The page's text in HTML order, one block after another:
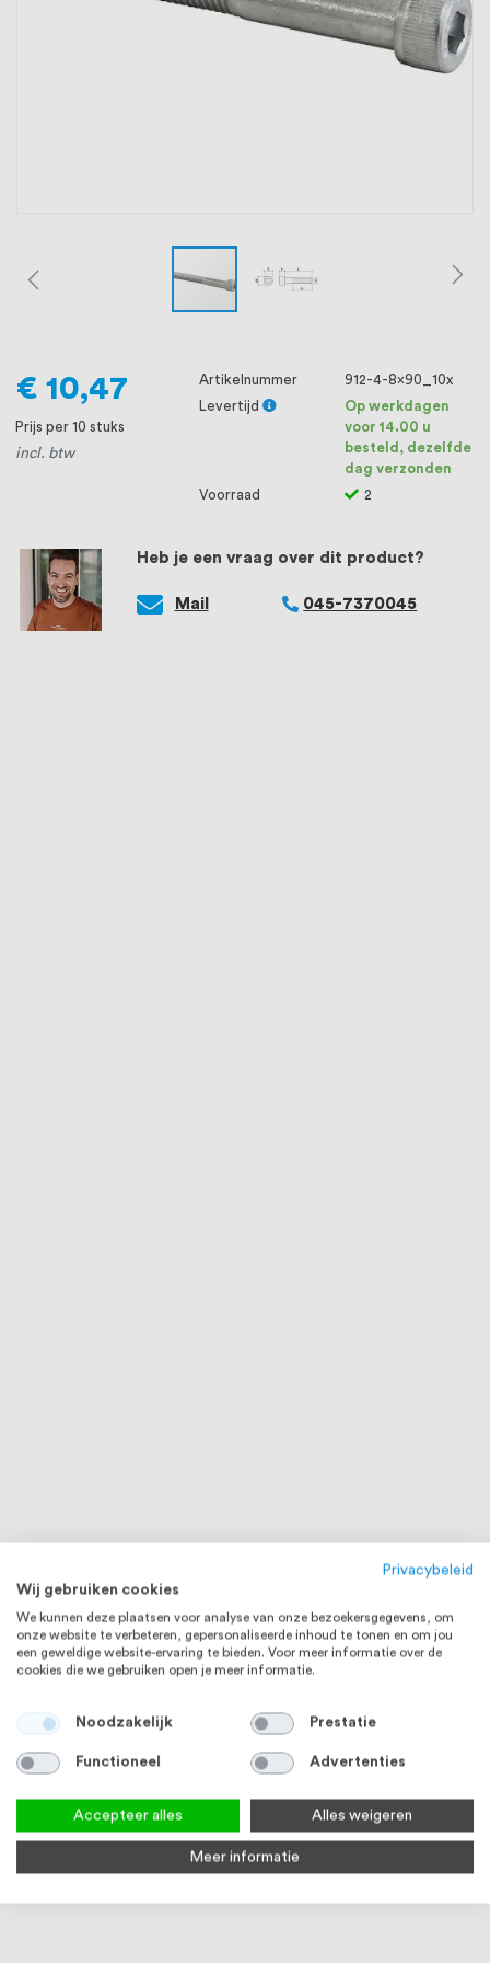
ons voorop, want we geloven dat een
Heb je een vraag over dit product?
Mail 045-7370045
€ 10,47
Prijs per 10 stuks
incl. btw
Artikelnummer
912-4-8x90_10x
Levertijd
Op werkdagen
voor 14.00 u
besteld, dezelfde
dag verzonden
Voorraad
2
RVS 316 RVS 316
Privacybeleid
Wij gebruiken cookies
We kunnen deze plaatsen voor analyse van onze bezoekersgegevens, om
onze website te verbeteren, gepersonaliseerde inhoud te tonen en om jou
een geweldige website-ervaring te bieden. Voor meer informatie over de
cookies die we gebruiken open je meer informatie.
Noodzakelijk Prestatie
Functioneel Advertenties
Accepteer alles Alles weigeren
Meer informatie